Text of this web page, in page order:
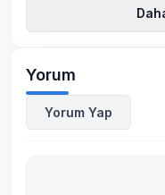
Yorum
Yorum Yap